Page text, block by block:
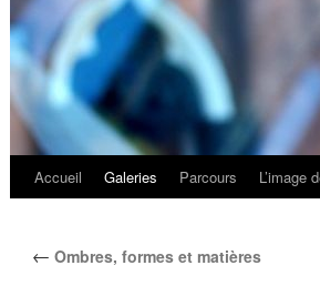
Accueil Galeries Parcours L’image
← Ombres, formes et matières